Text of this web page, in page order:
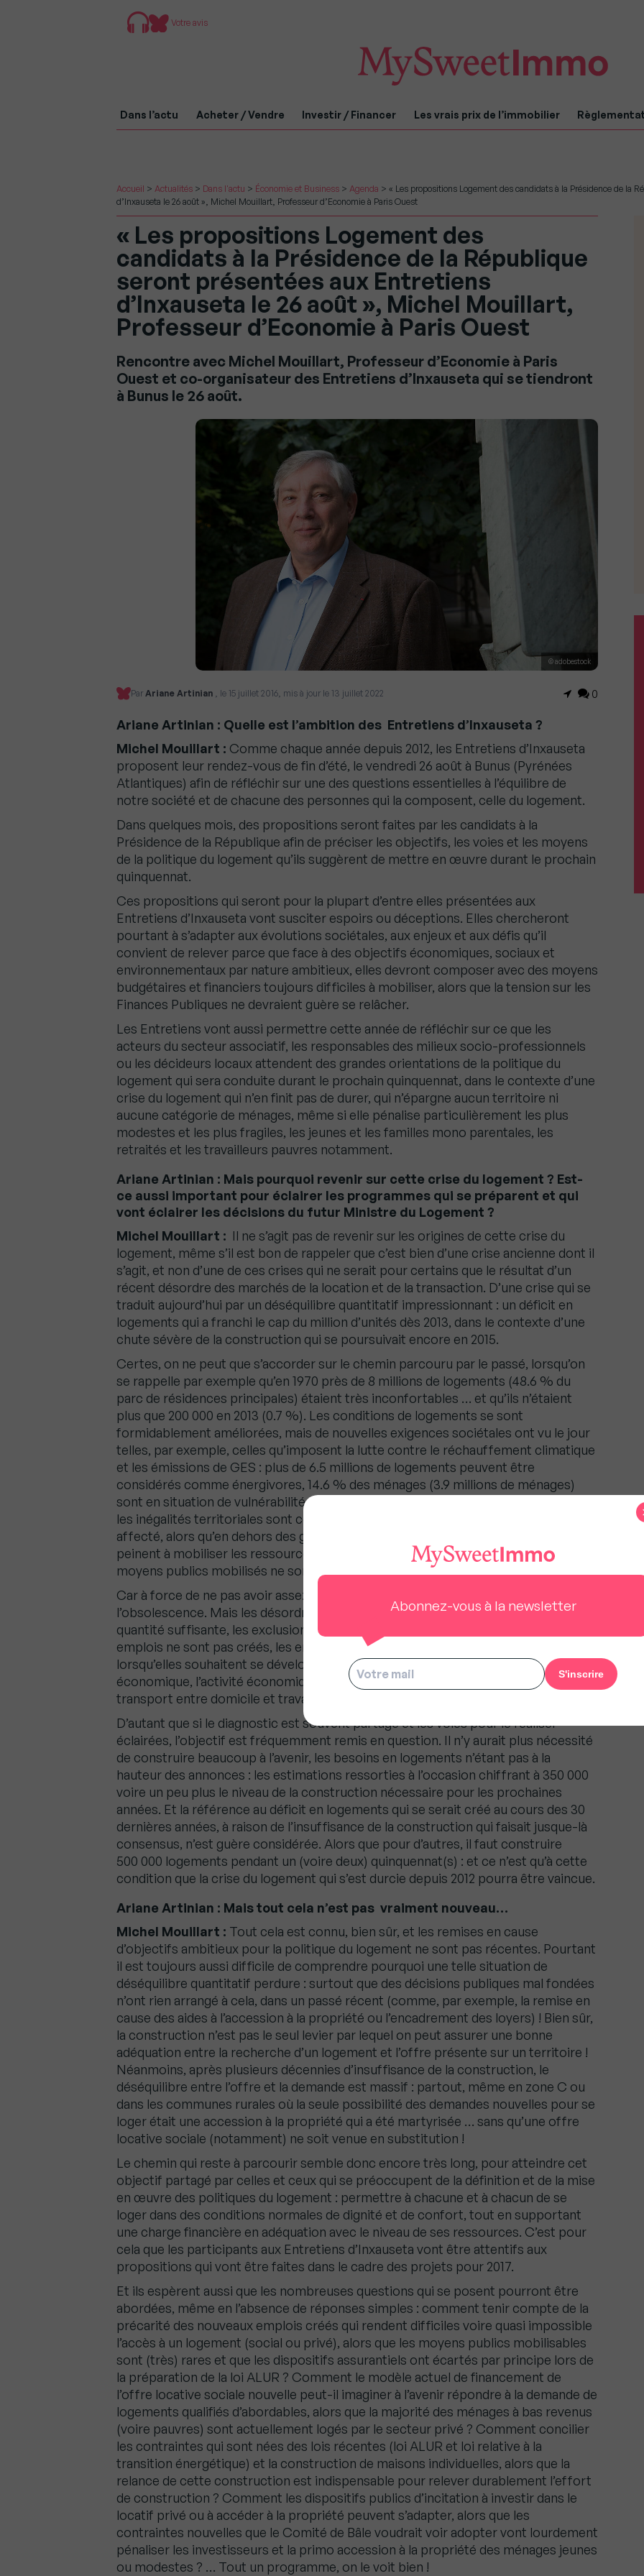
Votre avis
Dans l’actu Acheter / Vendre Investir / Financer Les vrais prix de l’immobilier
Accueil > Actualités > Dans l'actu > Économie et Business > Agenda > « Les propositions Logement des candidats à la Présidence de la
d’Inxauseta le 26 août », Michel Mouillart, Professeur d’Economie à Paris Ouest
« Les propositions Logement des
candidats à la Présidence de la République
seront présentées aux Entretiens
d’Inxauseta le 26 août », Michel Mouillart,
Professeur d’Economie à Paris Ouest
Rencontre avec Michel Mouillart, Professeur d’Economie à Paris
Ouest et co-organisateur des Entretiens d’Inxauseta qui se tiendront
à Bunus le 26 août.
© adobestock
Par Ariane Artinian , le 15 juillet 2016, mis à jour le 13 juillet 2022 0
Ariane Artinian : Quelle est l’ambition des Entretiens d’Inxauseta ?
Michel Mouillart : Comme chaque année depuis 2012, les Entretiens d’Inxauseta
proposent leur rendez-vous de fin d’été, le vendredi 26 août à Bunus (Pyrénées
Atlantiques) afin de réfléchir sur une des questions essentielles à l’équilibre de
notre société et de chacune des personnes qui la composent, celle du logement.
Dans quelques mois, des propositions seront faites par les candidats à la
Présidence de la République afin de préciser les objectifs, les voies et les moyens
de la politique du logement qu’ils suggèrent de mettre en œuvre durant le prochain
quinquennat.
Ces propositions qui seront pour la plupart d’entre elles présentées aux
Entretiens d’Inxauseta vont susciter espoirs ou déceptions. Elles chercheront
pourtant à s’adapter aux évolutions sociétales, aux enjeux et aux défis qu’il
convient de relever parce que face à des objectifs économiques, sociaux et
environnementaux par nature ambitieux, elles devront composer avec des moyens
budgétaires et financiers toujours difficiles à mobiliser, alors que la tension sur les
Finances Publiques ne devraient guère se relâcher.
Les Entretiens vont aussi permettre cette année de réfléchir sur ce que les
acteurs du secteur associatif, les responsables des milieux socio-professionnels
ou les décideurs locaux attendent des grandes orientations de la politique du
logement qui sera conduite durant le prochain quinquennat, dans le contexte d’une
crise du logement qui n’en finit pas de durer, qui n’épargne aucun territoire ni
aucune catégorie de ménages, même si elle pénalise particulièrement les plus
modestes et les plus fragiles, les jeunes et les familles mono parentales, les
retraités et les travailleurs pauvres notamment.
Ariane Artinian : Mais pourquoi revenir sur cette crise du logement ? Est-
ce aussi important pour éclairer les programmes qui se préparent et qui
vont éclairer les décisions du futur Ministre du Logement ?
Michel Mouillart : Il ne s’agit pas de revenir sur les origines de cette crise du
logement, même s’il est bon de rappeler que c’est bien d’une crise ancienne dont il
s’agit, et non d’une de ces crises qui ne serait pour certains que le résultat d’un
récent désordre des marchés de la location et de la transaction. D’une crise qui se
traduit aujourd’hui par un déséquilibre quantitatif impressionnant : un déficit en
logements qui a franchi le cap du million d’unités dès 2013, dans le contexte d’une
chute sévère de la construction qui se poursuivait encore en 2015.
Certes, on ne peut que s’accorder sur le chemin parcouru par le passé, lorsqu’on
se rappelle par exemple qu’en 1970 près de 8 millions de logements (48.6 % du
parc de résidences principales) étaient très inconfortables … et qu’ils n’étaient
plus que 200 000 en 2013 (0.7 %). Les conditions de logements se sont
formidablement améliorées, mais de nouvelles exigences sociétales ont vu le jour
telles, par exemple, celles qu’imposent la lutte contre le réchauffement climatique
et les émissions de GES : plus de 6.5 millions de logements peuvent être
considérés comme énergivores, 14.6 % des ménages (3.9 millions de ménages)
sont en situation de vulnérabilité énergétique pour leur logement … Et à cet égard,
les inégalités territoriales sont considérables : l’espace rural est particulièrement
affecté, alors qu’en dehors des grandes métropoles les collectivités locales
peinent à mobiliser les ressources nécessaires pour faire face. D’autant que les
moyens publics mobilisés ne sont pas à la hauteur du défi quantitatif soulevé.
Car à force de ne pas avoir assez construit, une partie du parc bascule dans
l’obsolescence. Mais les désordres ne s’arrêtent pas là : faute de logements en
quantité suffisante, les exclusions du et par le logement se renforcent, des
emplois ne sont pas créés, les entreprises butent sur le manque de logement
lorsqu’elles souhaitent se développer ou élargir leur périmètre d’action
économique, l’activité économique générale en est pénalisée, les délais de
transport entre domicile et travail se sont allongés …
D’autant que si le diagnostic est souvent partagé et les voies pour le réaliser
éclairées, l’objectif est fréquemment remis en question. Il n’y aurait plus nécessité
de construire beaucoup à l’avenir, les besoins en logements n’étant pas à la
hauteur des annonces : les estimations ressorties à l’occasion chiffrant à 350 000
voire un peu plus le niveau de la construction nécessaire pour les prochaines
années. Et la référence au déficit en logements qui se serait créé au cours des 30
dernières années, à raison de l’insuffisance de la construction qui faisait jusque-là
consensus, n’est guère considérée. Alors que pour d’autres, il faut construire
500 000 logements pendant un (voire deux) quinquennat(s) : et ce n’est qu’à cette
condition que la crise du logement qui s’est durcie depuis 2012 pourra être vaincue.
Ariane Artinian : Mais tout cela n’est pas vraiment nouveau…
Michel Mouillart : Tout cela est connu, bien sûr, et les remises en cause
d’objectifs ambitieux pour la politique du logement ne sont pas récentes. Pourtant
il est toujours aussi difficile de comprendre pourquoi une telle situation de
déséquilibre quantitatif perdure : surtout que des décisions publiques mal fondées
n’ont rien arrangé à cela, dans un passé récent (comme, par exemple, la remise en
cause des aides à l’accession à la propriété ou l’encadrement des loyers) ! Bien sûr,
la construction n’est pas le seul levier par lequel on peut assurer une bonne
adéquation entre la recherche d’un logement et l’offre présente sur un territoire !
Néanmoins, après plusieurs décennies d’insuffisance de la construction, le
déséquilibre entre l’offre et la demande est massif : partout, même en zone C ou
dans les communes rurales où la seule possibilité des demandes nouvelles pour se
loger était une accession à la propriété qui a été martyrisée … sans qu’une offre
locative sociale (notamment) ne soit venue en substitution !
Le chemin qui reste à parcourir semble donc encore très long, pour atteindre cet
objectif partagé par celles et ceux qui se préoccupent de la définition et de la mise
en œuvre des politiques du logement : permettre à chacune et à chacun de se
loger dans des conditions normales de dignité et de confort, tout en supportant
une charge financière en adéquation avec le niveau de ses ressources. C’est pour
cela que les participants aux Entretiens d’Inxauseta vont être attentifs aux
propositions qui vont être faites dans le cadre des projets pour 2017.
Et ils espèrent aussi que les nombreuses questions qui se posent pourront être
abordées, même en l’absence de réponses simples : comment tenir compte de la
précarité des nouveaux emplois créés qui rendent difficiles voire quasi impossible
l’accès à un logement (social ou privé), alors que les moyens publics mobilisables
sont (très) rares et que les dispositifs assurantiels ont écartés par principe lors de
la préparation de la loi ALUR ? Comment le modèle actuel de financement de
l’offre locative sociale nouvelle peut-il imaginer à l’avenir répondre à la demande de
logements qualifiés d’abordables, alors que la majorité des ménages à bas revenus
(voire pauvres) sont actuellement logés par le secteur privé ? Comment concilier
les contraintes qui sont nées des lois récentes (loi ALUR et loi relative à la
transition énergétique) et la construction de maisons individuelles, alors que la
relance de cette construction est indispensable pour relever durablement l’effort
de construction ? Comment les dispositifs publics d’incitation à investir dans le
locatif privé ou à accéder à la propriété peuvent s’adapter, alors que les
contraintes nouvelles que le Comité de Bâle voudrait voir adopter vont lourdement
pénaliser les investisseurs et la primo accession à la propriété des ménages jeunes
ou modestes ? … Tout un programme, on le voit bien !
Abonnez-vous à la newsletter